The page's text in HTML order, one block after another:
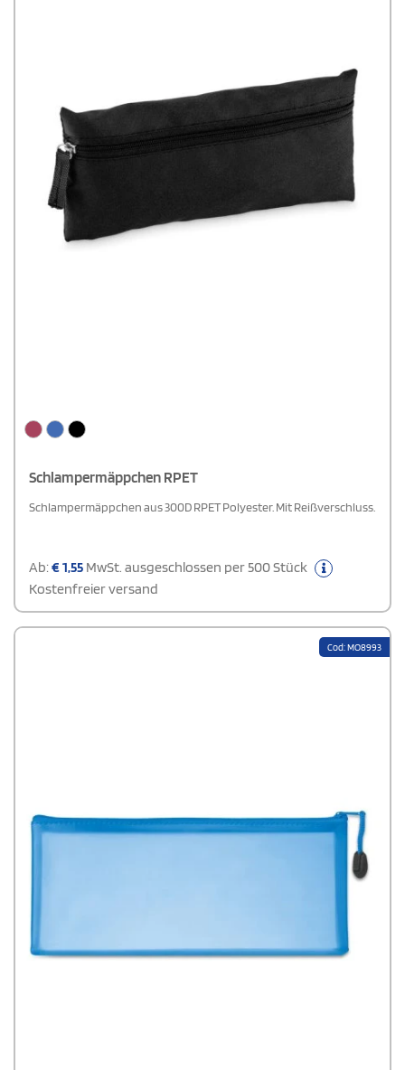
Schlampermäppchen RPET
Schlampermäppchen aus 300D RPET Polyester. Mit Reißverschluss.
Ab:€1,55 MwSt. ausgeschlossen per 500 Stück
Kostenfreier versand
Cod: MO8993